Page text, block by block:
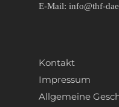
E-Mail: info@thf-
Kontakt
Impressum
Allgemeine